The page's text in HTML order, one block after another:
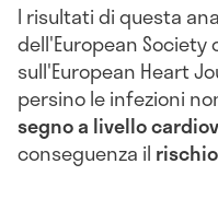
I risultati di questa
dell'European
sull'European Heart
persino le infezioni
segno a livello
conseguenza il